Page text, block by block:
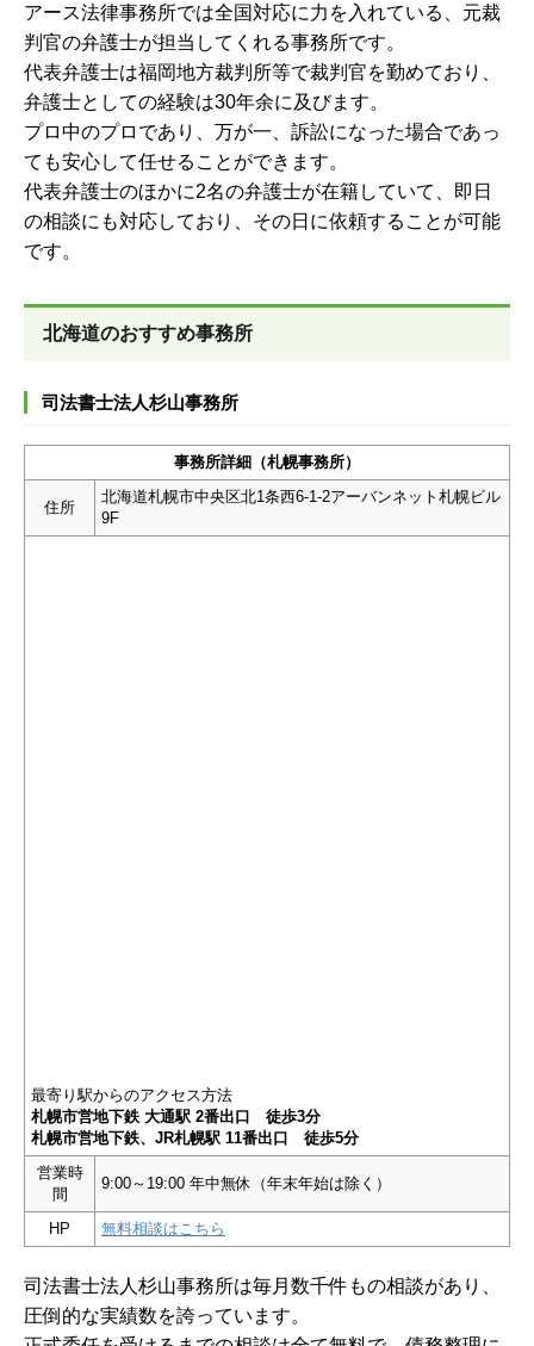
アース法律事務所では全国対応に力を入れている、元裁
判官の弁護士が担当してくれる事務所です。
代表弁護士は福岡地方裁判所等で裁判官を勤めており、
弁護士としての経験は30年余に及びます。
プロ中のプロであり、万が一、訴訟になった場合であっ
ても安心して任せることができます。
代表弁護士のほかに2名の弁護士が在籍していて、即日
の相談にも対応しており、その日に依頼することが可能
です。
北海道のおすすめ事務所
司法書士法人杉山事務所
事務所詳細（札幌事務所）
住所
北海道札幌市中央区北1条西6-1-2アーバンネット札幌ビル
9F
最寄り駅からのアクセス方法
札幌市営地下鉄 大通駅 2番出口 徒歩3分
札幌市営地下鉄、JR札幌駅 11番出口 徒歩5分
営業時
間
9:00～19:00 年中無休（年末年始は除く）
HP 無料相談はこちら
司法書士法人杉山事務所は毎月数千件もの相談があり、
圧倒的な実績数を誇っています。